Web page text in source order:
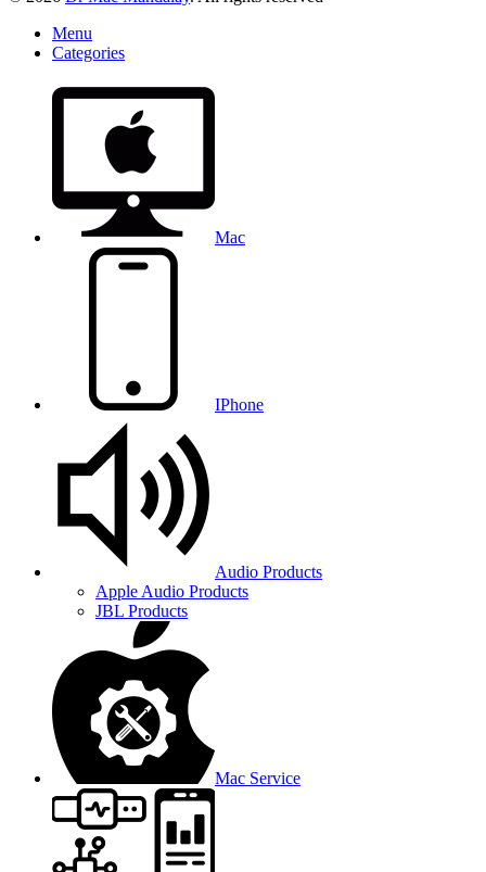
Menu
Categories
Mac
IPhone
Audio Products
Apple Audio Products
JBL Products
Mac Service